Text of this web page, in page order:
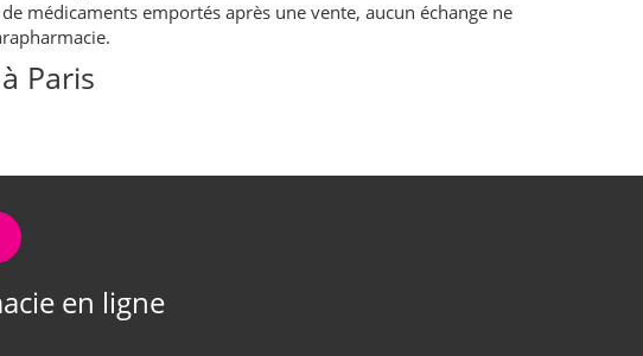
médicaments emportés après une vente, aucun échange ne
Paris
en ligne